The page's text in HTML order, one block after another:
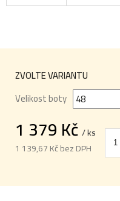
ZVOLTE VARIANTU
Velikost boty
1 379 Kč / ks
1 139,67 Kč bez DPH